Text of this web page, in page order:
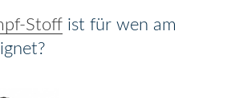
Stoff ist für wen am